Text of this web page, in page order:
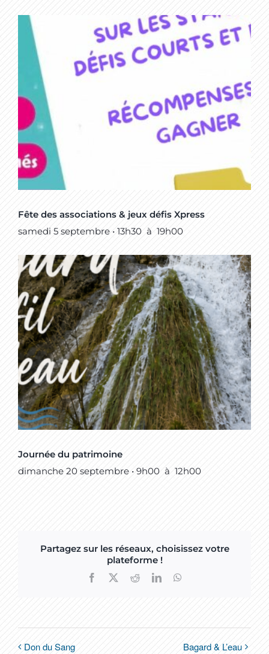
Fête des associations & jeux défis Xpress
samedi 5 septembre • 13h30 à 19h00
Journée du patrimoine
dimanche 20 septembre • 9h00 à 12h00
Partagez sur les réseaux, choisissez votre
plateforme !
Facebook RedditLinkedIn
Don du Sang Bagard & L’eau